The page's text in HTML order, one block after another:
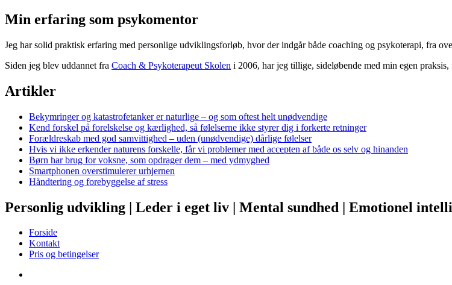
Min erfaring som psykomentor
Jeg har solid praktisk erfaring med personlige udviklingsforløb, hvor der indgår både coaching og psykoterapi, fra
Siden jeg blev uddannet fra Coach & Psykoterapeut Skolen i 2006, har jeg tillige, sideløbende med min egen
Artikler
Bekymringer og katastrofetanker er naturlige – og som oftest helt unødvendige
Kend forskel på forelskelse og kærlighed, så følelserne ikke styrer dig i forkerte retninger
Forældreskab med god samvittighed – uden (unødvendige) dårlige følelser
Hvis vi ikke erkender naturens forskelle, får vi problemer med accepten af både os selv og hinanden
Børn har brug for voksne, som opdrager dem – med ydmyghed
Smartphonen overstimulerer urhjernen
Håndtering og forebyggelse af stress
Personlig udvikling | Leder i eget liv | Mental sundhed | Emotionel
Forside
Kontakt
Pris og betingelser